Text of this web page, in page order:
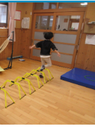
花之木保育園
かしのみ園
第2風の丘
みどり保育園
ふたば
成和西
の
中瀬城東保育園
園
医療